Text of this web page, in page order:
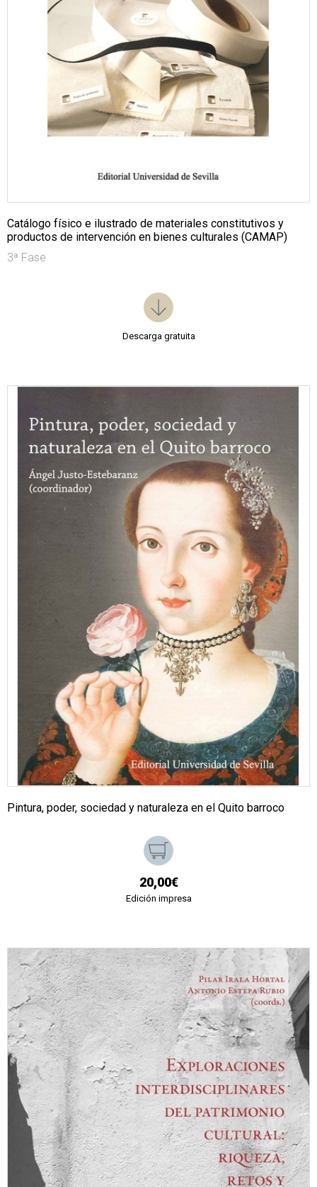
Catálogo físico e ilustrado de materiales constitutivos y
productos de intervención en bienes culturales (CAMAP)
3ª Fase
Descarga gratuita
Pintura, poder, sociedad y naturaleza en el Quito barroco
20,00€
Edición impresa